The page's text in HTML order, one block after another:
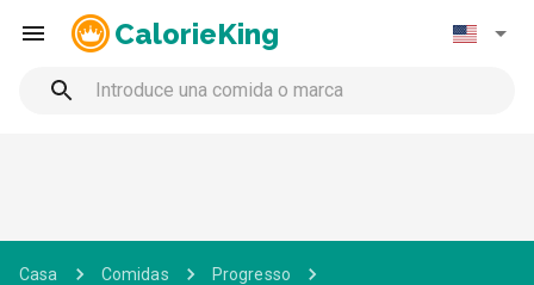
CalorieKing
Casa Comidas
Progresso